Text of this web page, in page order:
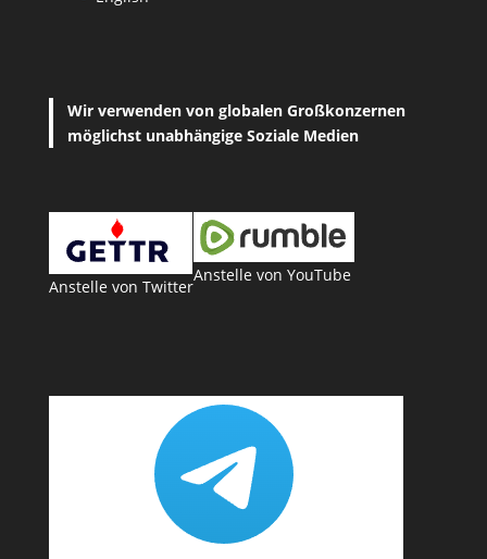
Wir verwenden von globalen Großkonzernen
möglichst unabhängige Soziale Medien
Anstelle von Twitter
Anstelle von YouTube